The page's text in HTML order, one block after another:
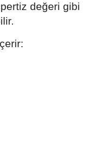
değeri gibi